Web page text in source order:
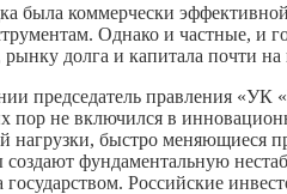
была коммерчески
Однако и частные, и
долга и капитала почти на
председатель правления
пор не включился в
нагрузки, быстро меняющиеся
фундаментальную
Российские